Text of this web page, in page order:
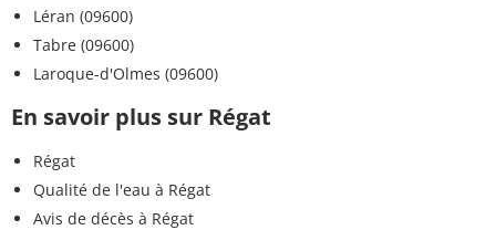
Léran (09600)
Tabre (09600)
Laroque-d'Olmes (09600)
En savoir plus sur Régat
Régat
Qualité de l'eau à Régat
Avis de décès à Régat